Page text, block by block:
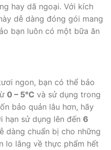
hay dã ngoại. Với kích
dễ dàng đóng gói mang
bạn luôn có một bữa ăn
ngon, bạn có thể bảo
0 – 5°C và sử dụng trong
bảo quản lâu hơn, hãy
hạn sử dụng lên đến 6
dàng chuẩn bị cho những
lo lắng về thực phẩm hết